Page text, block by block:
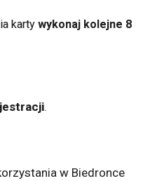
karty wykonaj kolejne 8
.
w Biedronce